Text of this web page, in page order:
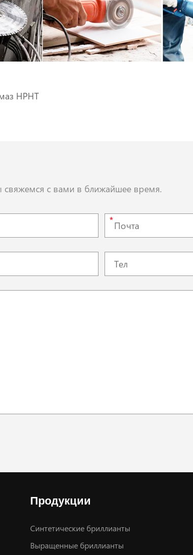
HPHT
свяжемся с вами в ближайшее время.
*
Продукции
Синтетические бриллианты
Выращенные бриллианты